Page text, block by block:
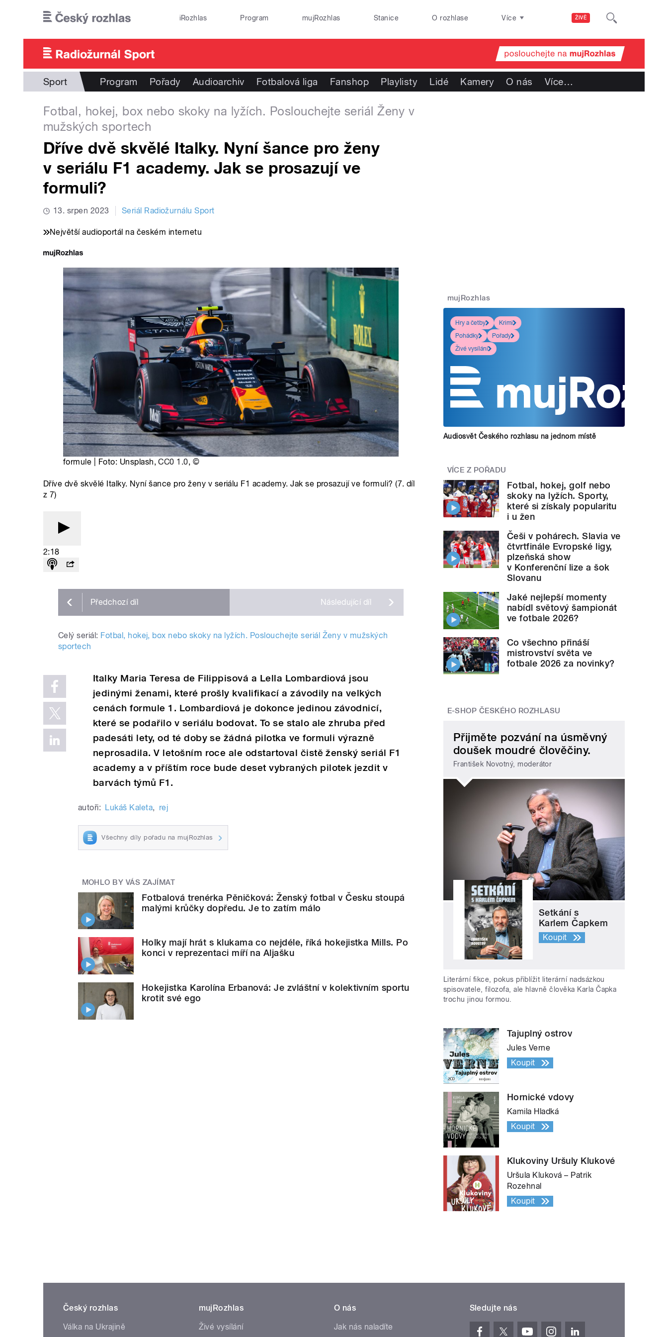
ŽIVĚ
iRozhlas Program mujRozhlas Stanice O rozhlase Více
Sport Program Pořady Audioarchiv Fotbalová liga Fanshop Playlisty Lidé Kamery O nás Více…
Fotbal, hokej, box nebo skoky na lyžích. Poslouchejte seriál Ženy v
mužských sportech
Dříve dvě skvělé Italky. Nyní šance pro ženy
v seriálu F1 academy. Jak se prosazují ve
formuli?
13. srpen 2023 Seriál Radiožurnálu Sport
Největší audioportál na českém internetu
formule | Foto: Unsplash,CC0 1.0, ©
Dříve dvě skvělé Italky. Nyní šance pro ženy v seriálu F1 academy. Jak se prosazují ve formuli? (7. díl
z 7)
2:18
Předchozí díl Následující díl
Celý seriál: Fotbal, hokej, box nebo skoky na lyžích. Poslouchejte seriál Ženy v mužských
sportech
Italky Maria Teresa de Filippisová a Lella Lombardiová jsou
jedinými ženami, které prošly kvalifikací a závodily na velkých
cenách formule 1. Lombardiová je dokonce jedinou závodnicí,
které se podařilo v seriálu bodovat. To se stalo ale zhruba před
padesáti lety, od té doby se žádná pilotka ve formuli výrazně
neprosadila. V letošním roce ale odstartoval čistě ženský seriál F1
academy a v příštím roce bude deset vybraných pilotek jezdit v
barvách týmů F1.
autoři: Lukáš Kaleta, rej
Všechny díly pořadu na mujRozhlas
MOHLO BY VÁS ZAJÍMAT
Fotbalová trenérka Pěničková: Ženský fotbal v Česku stoupá
malými krůčky dopředu. Je to zatím málo
Holky mají hrát s klukama co nejdéle, říká hokejistka Mills. Po
konci v reprezentaci míří na Aljašku
Hokejistka Karolína Erbanová: Je zvláštní v kolektivním sportu
krotit své ego
mujRozhlas
Hry a četby
Krimi
Pohádky
Pořady
Živé vysílání
Audiosvět Českého rozhlasu na jednom místě
VÍCE Z POŘADU
Fotbal, hokej, golf nebo
skoky na lyžích. Sporty,
které si získaly popularitu
i u žen
Češi v pohárech. Slavia ve
čtvrtfinále Evropské ligy,
plzeňská show
v Konferenční lize a šok
Slovanu
Jaké nejlepší momenty
nabídl světový šampionát
ve fotbale 2026?
Co všechno přináší
mistrovství světa ve
fotbale 2026 za novinky?
E-SHOP ČESKÉHO ROZHLASU
Přijměte pozvání na úsměvný
doušek moudré člověčiny.
František Novotný, moderátor
Setkání s
Karlem Čapkem
Koupit
Literární fikce, pokus přiblížit literární nadsázkou
spisovatele, filozofa, ale hlavně člověka Karla Čapka
trochu jinou formou.
Tajuplný ostrov
Jules Verne
Koupit
Hornické vdovy
Kamila Hladká
Koupit
Klukoviny Uršuly Klukové
Uršula Kluková – Patrik
Rozehnal
Koupit
Český rozhlas
Válka na Ukrajině
mujRozhlas
Živé vysílání
O nás
Jak nás naladíte
Sledujte nás